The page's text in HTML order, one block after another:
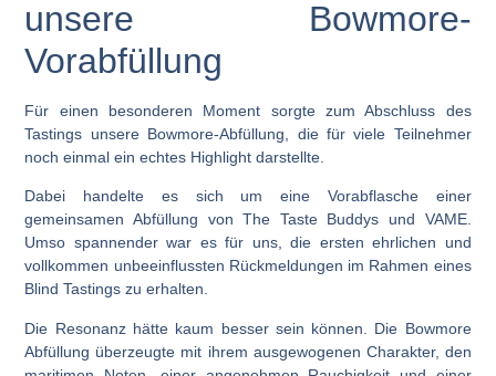
unsere Bowmore-
Vorabfüllung
Für einen besonderen Moment sorgte zum Abschluss des
Tastings unsere Bowmore-Abfüllung , die für viele Teilnehmer
noch einmal ein echtes Highlight darstellte.
Dabei handelte es sich um eine Vorabflascheeiner
gemeinsamen Abfüllung vonThe Taste Buddys und VAME.
Umso spannender war es für uns, die ersten ehrlichen und
vollkommen unbeeinflussten Rückmeldungen im Rahmen eines
Blind Tastings zu erhalten.
Die Resonanz hätte kaum besser sein können. Die Bowmore
Abfüllung überzeugte mit ihrem ausgewogenen Charakter, den